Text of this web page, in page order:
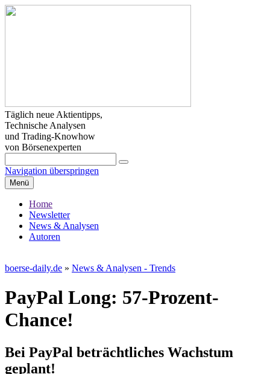
Täglich neue Aktientipps,
Technische Analysen
und Trading-Knowhow
von Börsenexperten
Navigation überspringen
Menü
Home
Newsletter
News & Analysen
Autoren
boerse-daily.de » News & Analysen - Trends
PayPal Long: 57-Prozent-
Chance!
Bei PayPal beträchtliches Wachstum
geplant!